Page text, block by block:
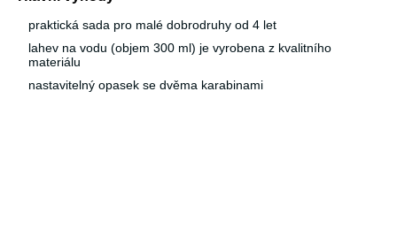
praktická sada pro malé dobrodruhy od 4 let
lahev na vodu (objem 300 ml) je vyrobena z kvalitního
materiálu
nastavitelný opasek se dvěma karabinami